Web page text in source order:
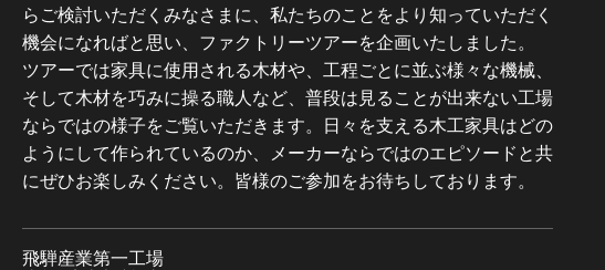
らご検討いただくみなさまに、私たちのことをより知っていただく
機会になればと思い、ファクトリーツアーを企画いたしました。
ツアーでは家具に使用される木材や、工程ごとに並ぶ様々な機械、
そして木材を巧みに操る職人など、普段は見ることが出来ない工場
ならではの様子をご覧いただきます。日々を支える木工家具はどの
ようにして作られているのか、メーカーならではのエピソードと共
にぜひお楽しみください。皆様のご参加をお待ちしております。
飛騨産業第一工場